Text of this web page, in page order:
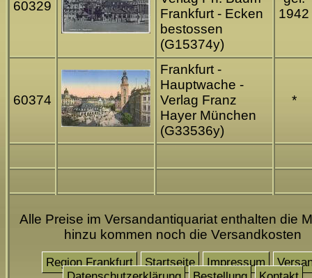
60329
Frankfurt - Ecken
bestossen
(G15374y)
1942
60374
Frankfurt -
Hauptwache -
Verlag Franz
Hayer München
(G33536y)
*
Alle Preise im Versandantiquariat enthalten die
hinzu kommen noch die Versandkosten
Region Frankfurt Startseite Impressum